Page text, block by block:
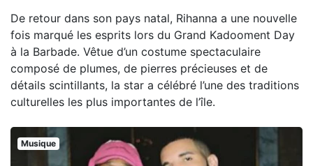
De retour dans son pays natal, Rihanna a une nouvelle
fois marqué les esprits lors du Grand Kadooment Day
à la Barbade. Vêtue d’un costume spectaculaire
composé de plumes, de pierres précieuses et de
détails scintillants, la star a célébré l’une des traditions
culturelles les plus importantes de l’île.
Musique